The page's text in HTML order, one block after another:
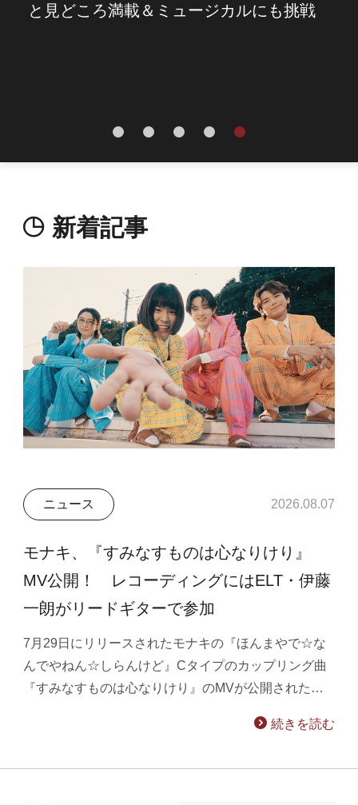
と見どころ満載＆ミュージカルにも挑戦
新着記事
ニュース 2026.08.07
モナキ、『すみなすものは心なりけり』
MV公開！ レコーディングにはELT・伊藤
一朗がリードギターで参加
7月29日にリリースされたモナキの『ほんまやで☆な
んでやねん☆しらんけど』Cタイプのカップリング曲
『すみなすものは心なりけり』のMVが公開された…
続きを読む